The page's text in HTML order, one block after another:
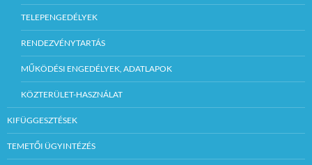
TELEPENGEDÉLYEK
RENDEZVÉNYTARTÁS
MŰKÖDÉSI ENGEDÉLYEK, ADATLAPOK
KÖZTERÜLET-HASZNÁLAT
KIFÜGGESZTÉSEK
TEMETŐI ÜGYINTÉZÉS